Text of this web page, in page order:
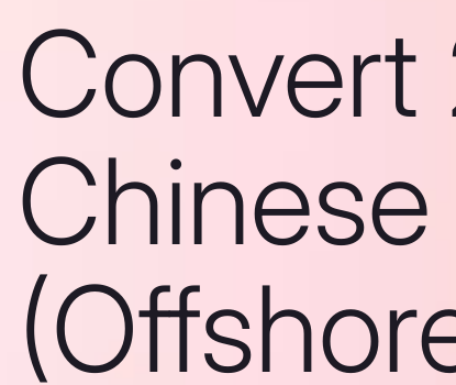
Convert